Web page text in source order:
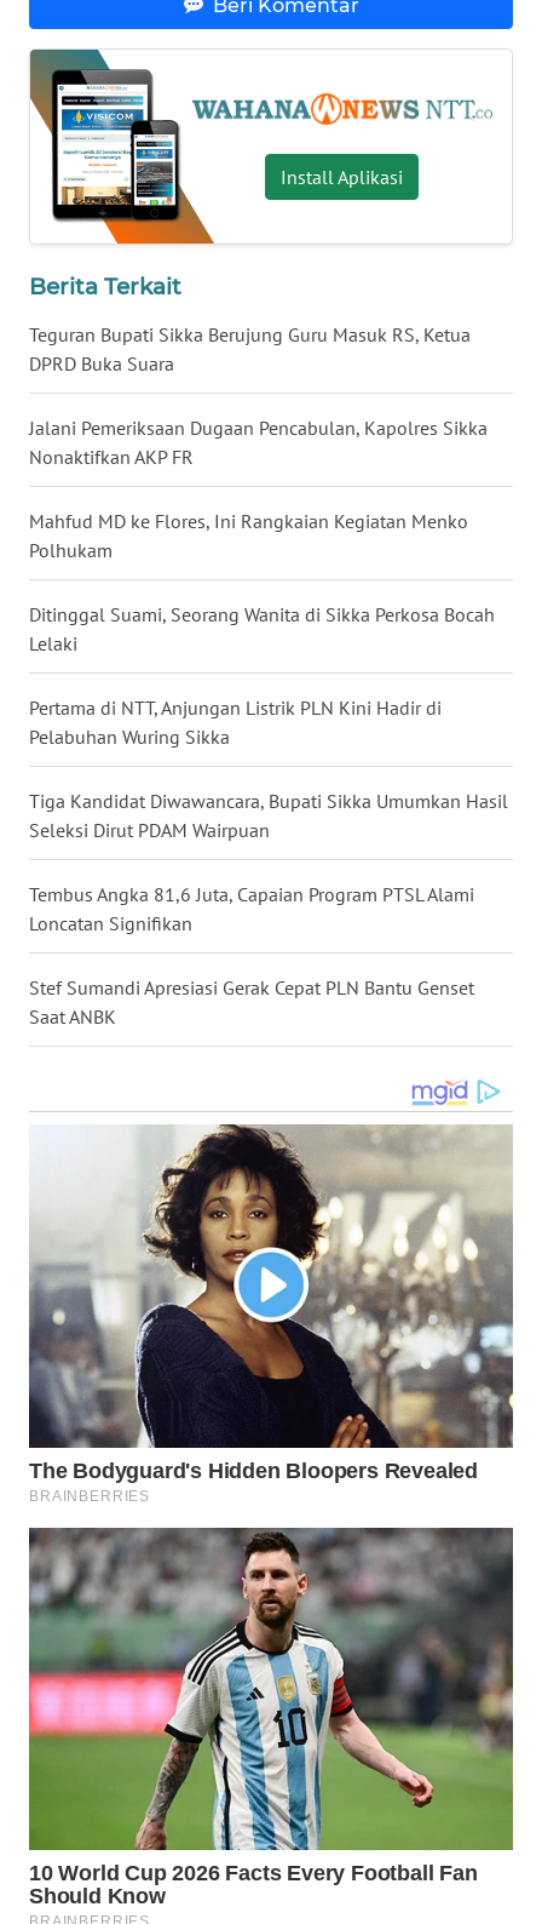
Beri Komentar
Install Aplikasi
Berita Terkait
Teguran Bupati Sikka Berujung Guru Masuk RS, Ketua
DPRD Buka Suara
Jalani Pemeriksaan Dugaan Pencabulan, Kapolres Sikka
Nonaktifkan AKP FR
Mahfud MD ke Flores, Ini Rangkaian Kegiatan Menko
Polhukam
Ditinggal Suami, Seorang Wanita di Sikka Perkosa Bocah
Lelaki
Pertama di NTT, Anjungan Listrik PLN Kini Hadir di
Pelabuhan Wuring Sikka
Tiga Kandidat Diwawancara, Bupati Sikka Umumkan Hasil
Seleksi Dirut PDAM Wairpuan
Tembus Angka 81,6 Juta, Capaian Program PTSL Alami
Loncatan Signifikan
Stef Sumandi Apresiasi Gerak Cepat PLN Bantu Genset
Saat ANBK
KALTENG
WN
KALTARA
WN
WN
KALTIM
WN
SULSEL
WN
SULUT
MALUKU
MALUT
DAIRI
WN
DANAU
TOBA
TAPANULI
SELATAN
WN
TANJUNG
LESUNG
WN
WN
SIMALUNGUN
WN
LABUHANBATU
WN DELI
SERDANG